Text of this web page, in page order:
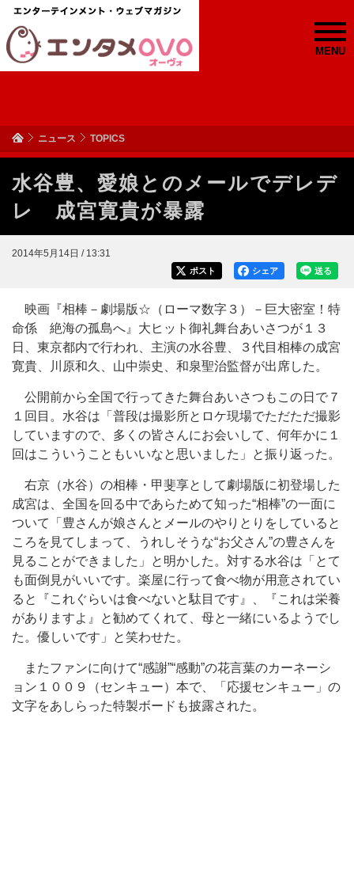
MENU
ニュース TOPICS
水谷豊、愛娘とのメールでデレデ
レ 成宮寛貴が暴露
2014年5月14日 / 13:31
送る
シェア
ポスト
映画『相棒－劇場版☆（ローマ数字３）－巨大密室！特
命係 絶海の孤島へ』大ヒット御礼舞台あいさつが１３
日、東京都内で行われ、主演の水谷豊、３代目相棒の成宮
寛貴、川原和久、山中崇史、和泉聖治監督が出席した。
公開前から全国で行ってきた舞台あいさつもこの日で７
１回目。水谷は「普段は撮影所とロケ現場でただただ撮影
していますので、多くの皆さんにお会いして、何年かに１
回はこういうこともいいなと思いました」と振り返った。
右京（水谷）の相棒・甲斐享として劇場版に初登場した
成宮は、全国を回る中であらためて知った“相棒”の一面に
ついて「豊さんが娘さんとメールのやりとりをしていると
ころを見てしまって、うれしそうな“お父さん”の豊さんを
見ることができました」と明かした。対する水谷は「とて
も面倒見がいいです。楽屋に行って食べ物が用意されてい
ると『これぐらいは食べないと駄目です』、『これは栄養
がありますよ』と勧めてくれて、母と一緒にいるようでし
た。優しいです」と笑わせた。
またファンに向けて“感謝”“感動”の花言葉のカーネーシ
ョン１００９（センキュー）本で、「応援センキュー」の
文字をあしらった特製ボードも披露された。